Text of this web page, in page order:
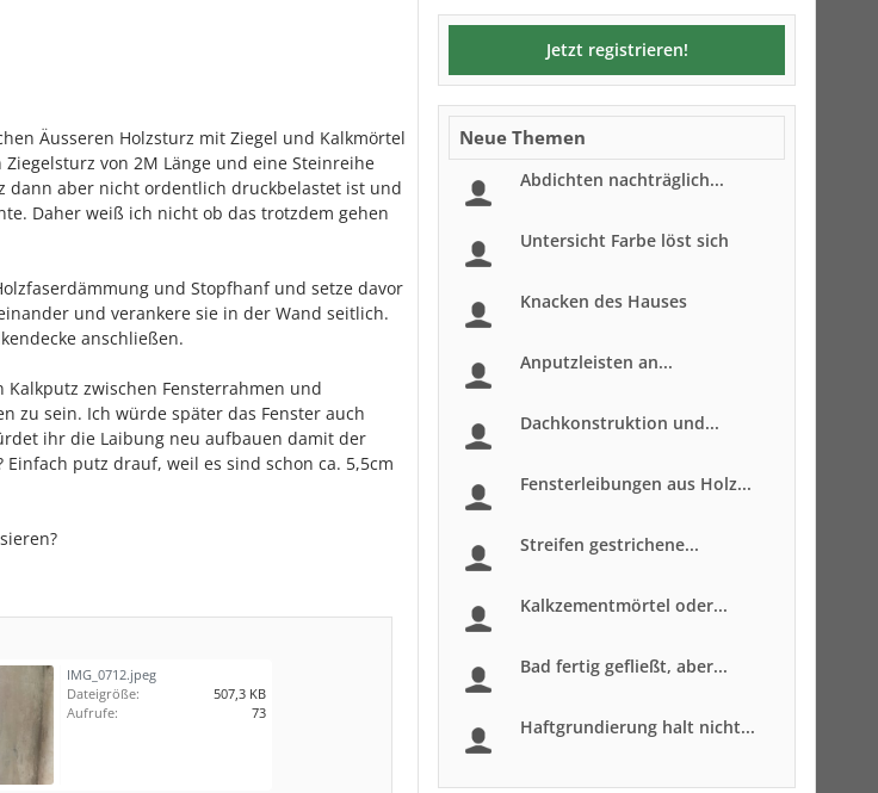
Äusseren Holzsturz mit Ziegel und Kalkmörtel
von 2M Länge und eine Steinreihe
dann aber nicht ordentlich druckbelastet ist und
Daher weiß ich nicht ob das trotzdem gehen
und Stopfhanf und setze davor
und verankere sie in der Wand seitlich.
anschließen.
zwischen Fensterrahmen und
zu sein. Ich würde später das Fenster auch
ihr die Laibung neu aufbauen damit der
putz drauf, weil es sind schon ca. 5,5cm
IMG_0712.jpeg
Dateigröße:
507,3 KB
Aufrufe:
73
Jetzt registrieren!
Neue Themen
Abdichten nachträglich...
Untersicht Farbe löst sich
Knacken des Hauses
Anputzleisten an...
Dachkonstruktion und...
Fensterleibungen aus Holz...
Streifen gestrichene...
Kalkzementmörtel oder...
Bad fertig gefließt, aber...
Haftgrundierung halt nicht...